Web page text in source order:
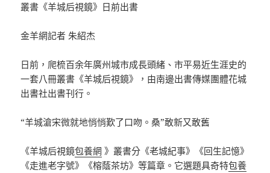
叢書《羊城后視鏡》日前出書
金羊網記者 朱紹杰
日前，爬梳百余年廣州城市成長頭緒、市平易近生涯史的
一套八冊叢書《羊城后視鏡》，由南邊出書傳媒團體花城
出書社出書刊行。
“羊城滄宋微就地悄悄歎了口吻。桑”敢新又敢舊
《羊城后視鏡包養網 》叢書分《老城紀事》《回生記憶》
《走進老字號》《榕蔭茶坊》等篇章。它選題具奇特包養